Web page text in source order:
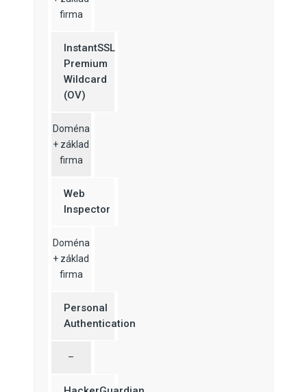
firma
InstantSSL
Premium
Wildcard
(OV)
Doména
+ základ
firma
Web
Inspector
Doména
+ základ
firma
Personal
Authentication
–